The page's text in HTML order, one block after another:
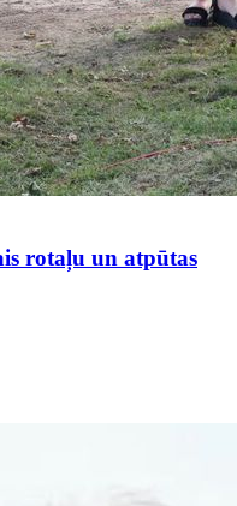
rotaļu un atpūtas